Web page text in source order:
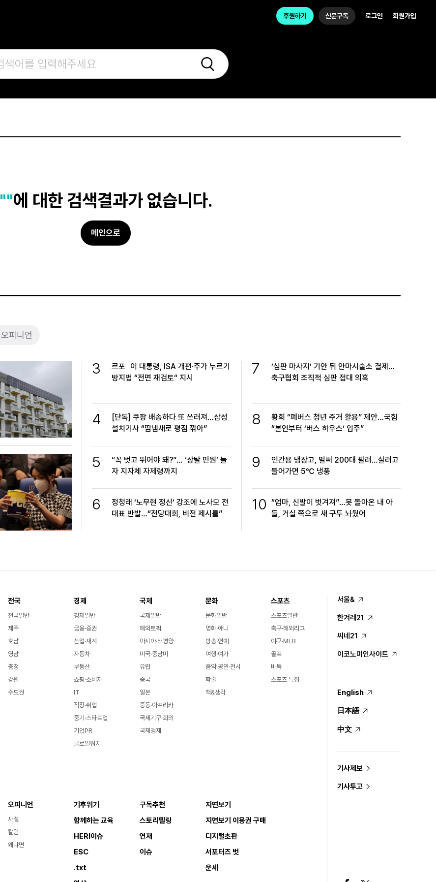
후원하기 신문구독 로그인 회원가입
""에 대한 검색결과가 없습니다.
메인으로
오피니언
3 르포
이 대통령, ISA 개편·주가 누르기
방지법 “전면 재검토“ 지시
4
[단독] 쿠팡 배송하다 또 쓰러져…삼성
설치기사 “땀냄새로 평점 깎아”
5
“꼭 벗고 뛰어야 돼?”… ‘상탈 민원’ 늘
자 지자체 자제령까지
6
정청래 ‘노무현 정신’ 강조에 노사모 전
대표 반발…“전당대회, 비전 제시를”
7
‘심판 마사지’ 기안 뒤 안마시술소 결제…
축구협회 조직적 심판 접대 의혹
8
황희 “폐버스 청년 주거 활용” 제안…국힘
“본인부터 ‘버스 하우스’ 입주”
9
인간용 냉장고, 벌써 200대 팔려…살려고
들어가면 5℃ 냉풍
10 “엄마, 신발이 벗겨져”…못 돌아온 내 아
들, 거실 쪽으로 새 구두 놔뒀어
전국
전국일반
제주
호남
영남
충청
강원
수도권
경제
경제일반
금융·증권
산업·재계
자동차
부동산
쇼핑·소비자
IT
직장·취업
중기·스타트업
기업PR
글로벌워치
국제
국제일반
해외토픽
아시아·태평양
미국·중남미
유럽
중국
일본
중동·아프리카
국제기구·회의
국제경제
문화
문화일반
영화·애니
방송·연예
여행·여가
음악·공연·전시
학술
책&생각
스포츠
스포츠일반
축구·해외리그
야구·MLB
골프
바둑
스포츠 특집
오피니언
사설
칼럼
왜냐면
기후위기
함께하는 교육
HERI이슈
ESC
.txt
구독추천
스토리텔링
연재
이슈
지면보기
지면보기 이용권 구매
디지털초판
서포터즈 벗
운세
서울&
한겨레21
씨네21
이코노미인사이트
English
日本語
中文
기사제보
기사투고